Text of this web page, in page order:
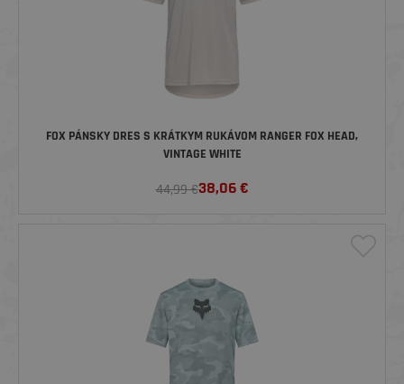
FOX PÁNSKY DRES S KRÁTKYM RUKÁVOM RANGER FOX HEAD,
VINTAGE WHITE
44,99 €38,06€